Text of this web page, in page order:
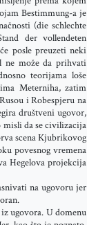
Bestimmung-a je
(die schlechte
der vollendeten
posle preuzeti neki
ne može da prihvati
teorijama loše
Meterniha, zatim
i Robespjeru na
društveni ugovor,
misli da se civilizacija
scena Kjubrikovog
povesnog vremena
Hegelova projekcija
na ugovoru jer
ugovora. U domenu